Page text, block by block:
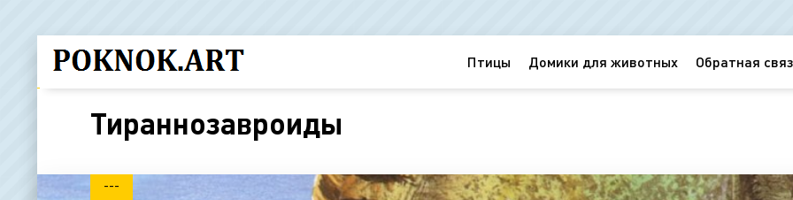
Птицы Домики для животных Обратная
Тираннозавроиды
---